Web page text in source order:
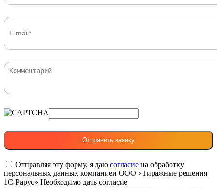
Отправляя эту форму, я даю согласие на обработку
персональных данных компанией ООО «Тиражные решения
1С-Рарус» Необходимо дать согласие